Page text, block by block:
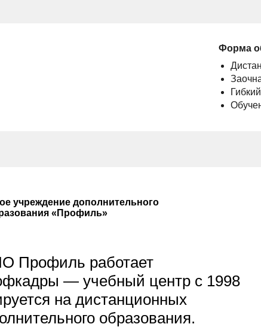
Форма
учреждение дополнительного
«Профиль»
Профиль работает
— учебный центр с 1998
на дистанционных
образования.